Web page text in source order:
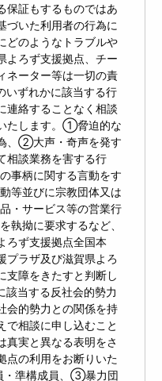
保証もするものではあ
づいた利用者の行為に
のようなトラブルや
よろず支援拠点、チー
ネーター等は一切の責
ずれかに該当する行
連絡することなく相談
たします。①脅迫的な
、②大声・奇声を発す
相談業務を害する行
事柄に関する言動をす
等並びに宗教団体又は
・サービス等の営業行
拗に要求するなど、
ろず支援拠点全国本
プラザ及び滋賀県よろ
支障をきたすと判断し
当する反社会的勢力
会的勢力との関係を持
で相談に申し込むこと
真実と異なる表明をさ
点の利用をお断りいた
準構成員、③暴力団